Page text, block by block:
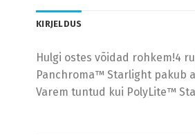
KIRJELDUS
Hulgi ostes võidad rohkem!4
Panchroma™ Starlight pakub
Varem tuntud kui PolyLite™